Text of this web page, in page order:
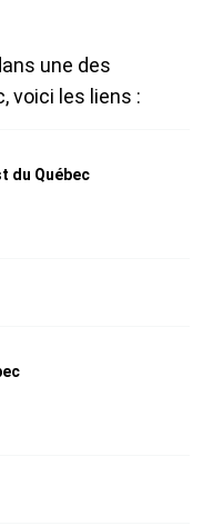
une des
voici les liens :
du Québec